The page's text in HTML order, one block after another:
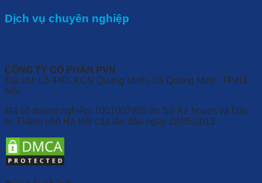
Dịch vụ chuyên nghiệp
CÔNG TY CỔ PHẦN PVN
Địa chỉ: Lô 44D, KCN Quang Minh, Xã Quang Minh, TP.Hà
Nội
Mã số doanh nghiệp: 1001007955 do Sở Kế hoạch và Đầu
tư Thành phố Hà Nội cấp lần đầu ngày 22/05/2013